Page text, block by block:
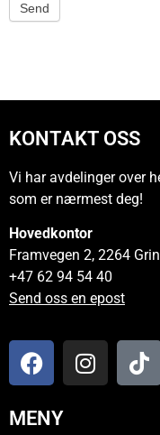
Send
KONTAKT OSS
Vi har avdelinger over
som er nærmest deg!
Hovedkontor
Framvegen 2, 2264
+47 62 94 54 40
Send oss en epost
MENY